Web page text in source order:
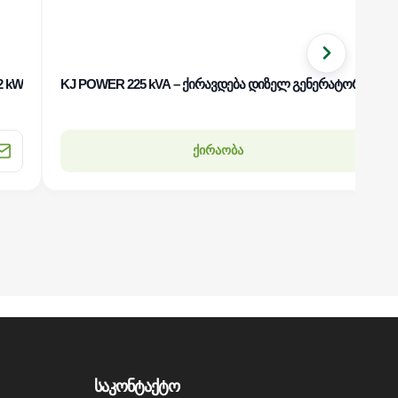
kW KJ POWER 225 kVA – ქირავდება დიზელ გენერატორი –
ქირაობა
საკონტაქტო